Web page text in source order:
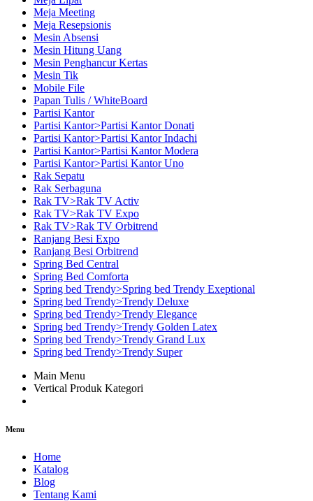
Meja Meeting
Meja Resepsionis
Mesin Absensi
Mesin Hitung Uang
Mesin Penghancur Kertas
Mesin Tik
Mobile File
Papan Tulis / WhiteBoard
Partisi Kantor
Partisi Kantor>Partisi Kantor Donati
Partisi Kantor>Partisi Kantor Indachi
Partisi Kantor>Partisi Kantor Modera
Partisi Kantor>Partisi Kantor Uno
Rak Sepatu
Rak Serbaguna
Rak TV>Rak TV Activ
Rak TV>Rak TV Expo
Rak TV>Rak TV Orbitrend
Ranjang Besi Expo
Ranjang Besi Orbitrend
Spring Bed Central
Spring Bed Comforta
Spring bed Trendy>Spring bed Trendy Exeptional
Spring bed Trendy>Trendy Deluxe
Spring bed Trendy>Trendy Elegance
Spring bed Trendy>Trendy Golden Latex
Spring bed Trendy>Trendy Grand Lux
Spring bed Trendy>Trendy Super
Main Menu
Vertical Produk Kategori
Menu
Home
Katalog
Blog
Tentang Kami